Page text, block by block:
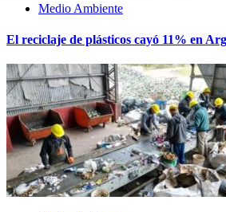
Medio Ambiente
El reciclaje de plásticos cayó 11% en